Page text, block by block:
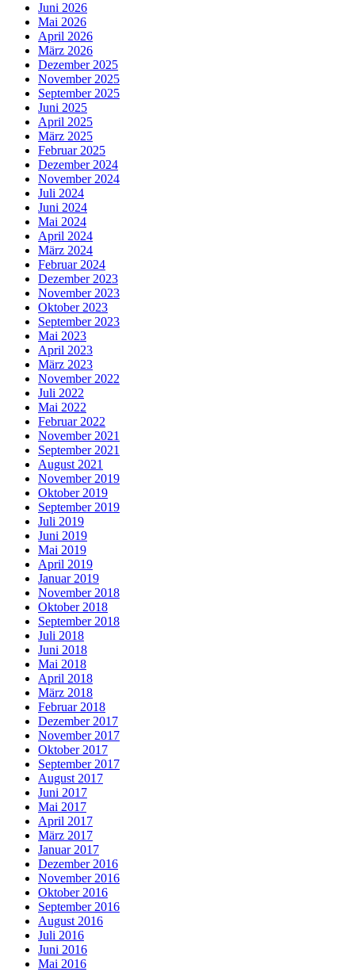
Juni 2026
Mai 2026
April 2026
März 2026
Dezember 2025
November 2025
September 2025
Juni 2025
April 2025
März 2025
Februar 2025
Dezember 2024
November 2024
Juli 2024
Juni 2024
Mai 2024
April 2024
März 2024
Februar 2024
Dezember 2023
November 2023
Oktober 2023
September 2023
Mai 2023
April 2023
März 2023
November 2022
Juli 2022
Mai 2022
Februar 2022
November 2021
September 2021
August 2021
November 2019
Oktober 2019
September 2019
Juli 2019
Juni 2019
Mai 2019
April 2019
Januar 2019
November 2018
Oktober 2018
September 2018
Juli 2018
Juni 2018
Mai 2018
April 2018
März 2018
Februar 2018
Dezember 2017
November 2017
Oktober 2017
September 2017
August 2017
Juni 2017
Mai 2017
April 2017
März 2017
Januar 2017
Dezember 2016
November 2016
Oktober 2016
September 2016
August 2016
Juli 2016
Juni 2016
Mai 2016